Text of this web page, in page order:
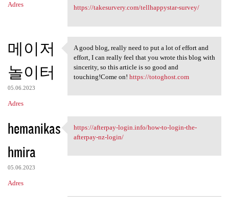
Adres https://takesurvery.com/tellhappystar-survey/
메이저
놀이터
05.06.2023
Adres
A good blog, really need to
A good blog, really need to put a lot of effort and
effort, I can really feel that you wrote this blog with
sincerity, so this article is so good and
touching!Come on! https://totoghost.com
hemanikas
hmira
05.06.2023
Adres
https://afterpay-login.info
https://afterpay-login.info/how-to-login-the-
afterpay-nz-login/